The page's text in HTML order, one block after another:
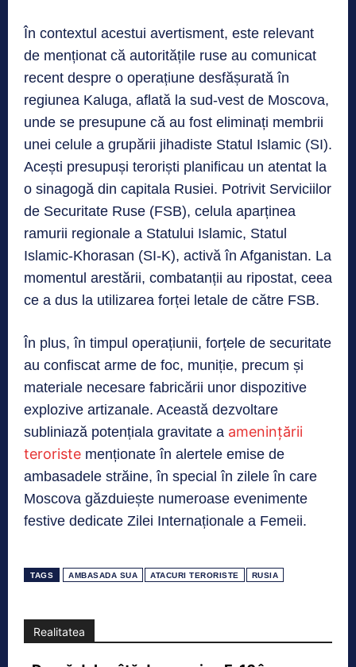
În contextul acestui avertisment, este relevant
de menționat că autoritățile ruse au comunicat
recent despre o operațiune desfășurată în
regiunea Kaluga, aflată la sud-vest de Moscova,
unde se presupune că au fost eliminați membrii
unei celule a grupării jihadiste Statul Islamic (SI).
Acești presupuși teroriști planificau un atentat la
o sinagogă din capitala Rusiei. Potrivit Serviciilor
de Securitate Ruse (FSB), celula aparținea
ramurii regionale a Statului Islamic, Statul
Islamic-Khorasan (SI-K), activă în Afganistan. La
momentul arestării, combatanții au ripostat, ceea
ce a dus la utilizarea forței letale de către FSB.
În plus, în timpul operațiunii, forțele de securitate
au confiscat arme de foc, muniție, precum și
materiale necesare fabricării unor dispozitive
explozive artizanale. Această dezvoltare
subliniază potențiala gravitate a amenințării
teroriste menționate în alertele emise de
ambasadele străine, în special în zilele în care
Moscova găzduiește numeroase evenimente
festive dedicate Zilei Internaționale a Femeii.
TAGS AMBASADA SUA ATACURI TERORISTE RUSIA
Realitatea